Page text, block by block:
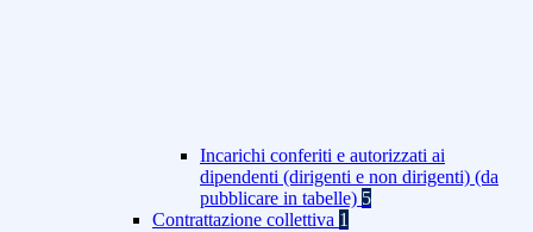
Incarichi conferiti e autorizzati ai
dipendenti (dirigenti e non dirigenti) (da
pubblicare in tabelle) 5
Contrattazione collettiva 1